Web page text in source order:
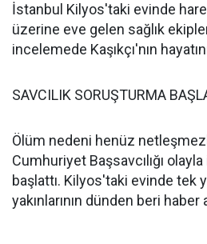
İstanbul Kilyos'taki evinde
üzerine eve gelen sağlık
incelemede Kaşıkçı'nın
SAVCILIK SORUŞTURMA
Ölüm nedeni henüz
Cumhuriyet Başsavcılığı
başlattı. Kilyos'taki evinde tek
yakınlarının dünden beri haber